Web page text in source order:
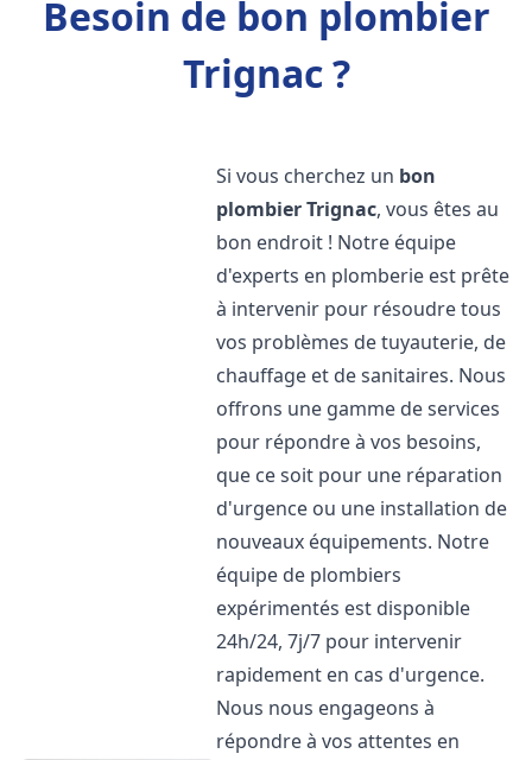
Besoin de bon plombier
Trignac ?
Si vous cherchez un bon
plombierTrignac, vous êtes au
bon endroit ! Notre équipe
d'experts en plomberie est prête
à intervenir pour résoudre tous
vos problèmes de tuyauterie, de
chauffage et de sanitaires. Nous
offrons une gamme de services
pour répondre à vos besoins,
que ce soit pour une réparation
d'urgence ou une installation de
nouveaux équipements. Notre
équipe de plombiers
expérimentés est disponible
24h/24, 7j/7 pour intervenir
rapidement en cas d'urgence.
Nous nous engageons à
répondre à vos attentes en